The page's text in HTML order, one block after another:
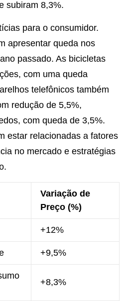
subiram 8,3%.
para o consumidor.
apresentar queda nos
passado. As bicicletas
com uma queda
telefônicos também
redução de 5,5%,
com queda de 3,5%.
estar relacionadas a fatores
no mercado e estratégias
Variação de
Preço (%)
+12%
+9,5%
+8,3%